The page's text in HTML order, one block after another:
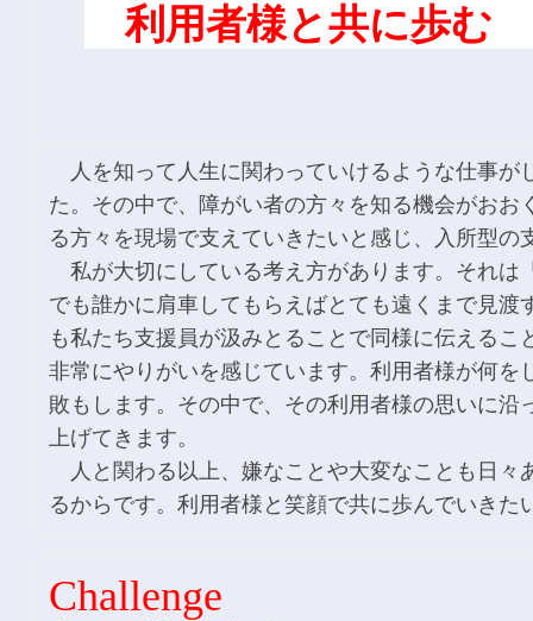
利用者様と共に歩む
人を知って人生に関わっていけるような仕事が
た。その中で、障がい者の方々を知る機会がお
る方々を現場で支えていきたいと感じ、入所型
私が大切にしている考え方があります。それは
でも誰かに肩車してもらえばとても遠くまで見
も私たち支援員が汲みとることで同様に伝える
非常にやりがいを感じています。利用者様が何
敗もします。その中で、その利用者様の思いに
上げてきます。
人と関わる以上、嫌なことや大変なことも日々
るからです。利用者様と笑顔で共に歩んでいきた
Challenge